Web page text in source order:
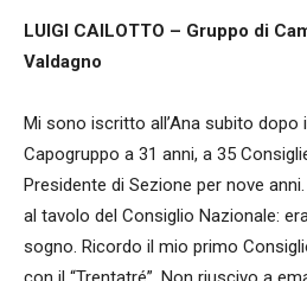
LUIGI CAILOTTO – Gruppo di
Valdagno
Mi sono iscritto all’Ana subito
Capogruppo a 31 anni, a 35
Presidente di Sezione per nove
al tavolo del Consiglio Nazionale:
sogno. Ricordo il mio primo